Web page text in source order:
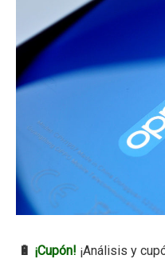
🔋 ¡Cupón! ¡Análisis y